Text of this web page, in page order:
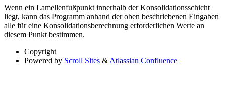
Wenn ein Lamellenfußpunkt innerhalb der Konsolidationsschicht
liegt, kann das Programm anhand der oben beschriebenen Eingaben
alle für eine Konsolidationsberechnung erforderlichen Werte an
diesem Punkt bestimmen.
Copyright
Powered by Scroll Sites & Atlassian Confluence